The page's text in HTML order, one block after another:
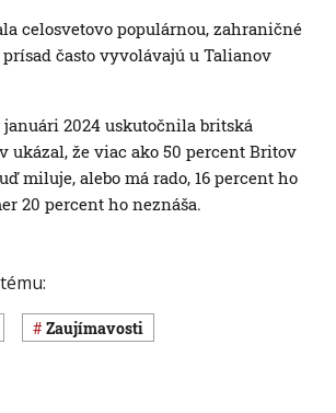
celosvetovo populárnou, zahraničné
často vyvolávajú u Talianov
2024 uskutočnila britská
ukázal, že viac ako 50 percent Britov
miluje, alebo má rado, 16 percent ho
20 percent ho neznáša.
Zaujímavosti